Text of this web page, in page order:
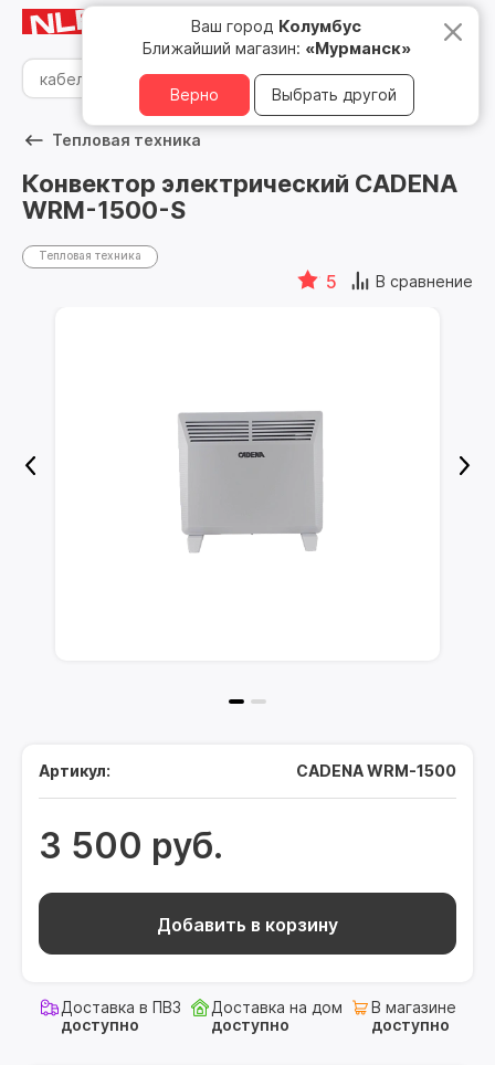
Мурманск
Ваш город Колумбус
Ближайший магазин: «Мурманск»
Верно Выбрать другой
8 800 500 05 15
Тепловая техника
Конвектор электрический CADENA
WRM-1500-S
Тепловая техника
5 В сравнение
Артикул: CADENA WRM-1500
3 500 руб.
Добавить в корзину
Доставка в ПВЗ
доступно
Доставка на дом
доступно
В магазине
доступно